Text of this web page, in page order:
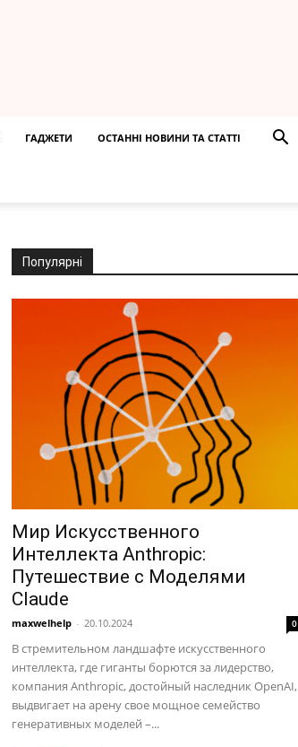
ГАДЖЕТИ ОСТАННІ НОВИНИ ТА СТАТТІ
Популярні
Мир Искусственного
Интеллекта Anthropic:
Путешествие с Моделями
Claude
maxwelhelp - 20.10.2024 0
В стремительном ландшафте искусственного
интеллекта, где гиганты борются за лидерство,
компания Anthropic, достойный наследник OpenAI,
выдвигает на арену свое мощное семейство
генеративных моделей –...